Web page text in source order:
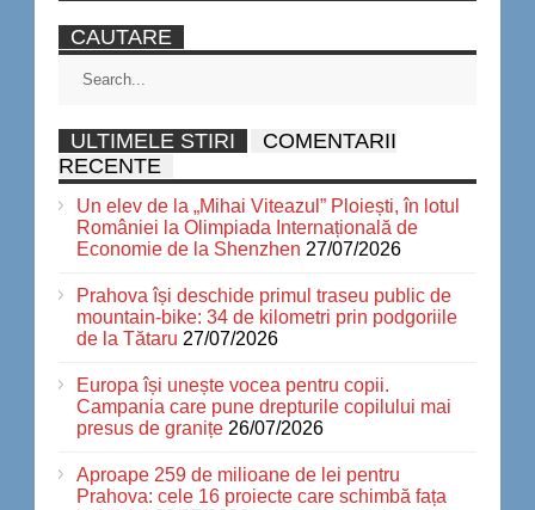
CAUTARE
ULTIMELE STIRI
COMENTARII
RECENTE
Un elev de la „Mihai Viteazul” Ploiești, în lotul
României la Olimpiada Internațională de
Economie de la Shenzhen 27/07/2026
Prahova își deschide primul traseu public de
mountain-bike: 34 de kilometri prin podgoriile
de la Tătaru 27/07/2026
Europa își unește vocea pentru copii.
Campania care pune drepturile copilului mai
presus de granițe 26/07/2026
Aproape 259 de milioane de lei pentru
Prahova: cele 16 proiecte care schimbă fața